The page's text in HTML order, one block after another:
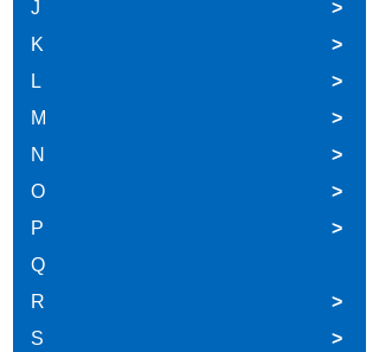
J
>
K
>
L
>
M
>
N
>
O
>
P
>
Q
R
>
S
>